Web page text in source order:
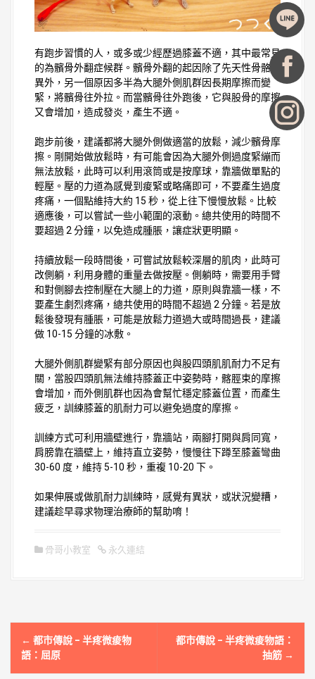
有跑步習慣的人，或多或少經歷過膝蓋不適，其中最常見
的為髕骨外翻症候群。髕骨外翻的起因除了先天性骨骼差
異外，另一個原因多半為大腿外側肌群因長期摩擦而變
緊，將髕骨往外拉。而當髕骨往外跑後，它與股骨的摩擦
又會增加，造成發炎，產生不適。
跑步前後，建議都將大腿外側做適當的放鬆，減少髕骨摩
擦。剛開始做放鬆時，有可能會因為大腿外側過度緊繃而
無法放鬆，此時可以利用滾筒或是按摩球，靠牆做單點的
輕壓。壓的力道為感覺到痠緊或略痛即可，不要產生過度
疼痛，一個點維持大約 15 秒，從上往下慢慢放鬆。比較
適應後，可以嘗試一些小範圍的滾動。總共使用的時間不
要超過 2 分鐘，以免造成腫脹，讓症狀更明顯。
持續放鬆一段時間後，可嘗試放鬆較深層的肌肉，此時可
改側躺，利用身體的重量去做按壓。側躺時，需要用手臂
和對側腳去控制壓在大腿上的力道，原則與靠牆一樣，不
要產生劇烈疼痛，總共使用的時間不超過 2 分鐘。若是放
鬆後發現有腫脹，可能是放鬆力道過大或時間過長，建議
做 10-15 分鐘的冰敷。
大腿外側肌群變緊有部分原因也與股四頭肌肌耐力不足有
關，當股四頭肌無法維持膝蓋正中姿勢時，髂脛束的摩擦
會增加，而外側肌群也因為會幫忙穩定膝蓋位置，而產生
疲乏，訓練膝蓋的肌耐力可以避免過度的摩擦。
訓練方式可利用牆壁進行，靠牆站，兩腳打開與肩同寬，
肩膀靠在牆壁上，維持直立姿勢，慢慢往下蹲至膝蓋彎曲
30-60 度，維持 5-10 秒，重複 10-20 下。
如果伸展或做肌耐力訓練時，感覺有異狀，或狀況變糟，
建議趁早尋求物理治療師的幫助唷！
骨哥小教室 永久連結
文
章
← 都市傳說 – 半疼微痠物
語：屈原
都市傳說 – 半疼微痠物語：
抽筋 →